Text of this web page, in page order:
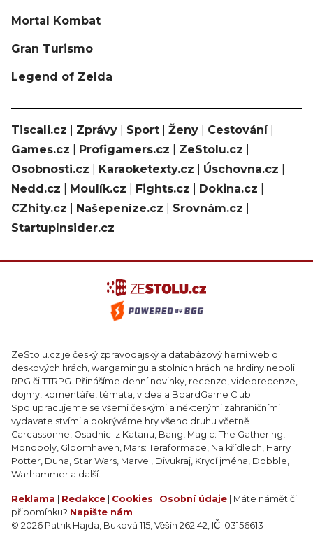
Mortal Kombat
Gran Turismo
Legend of Zelda
Tiscali.cz Zprávy Sport Ženy Cestování|
Games.cz
Profigamers.cz ZeStolu.cz
Osobnosti.cz
Karaoketexty.cz Úschovna.cz
Nedd.cz
Moulík.cz Fights.cz Dokina.cz
CZhity.cz
Našepeníze.cz Srovnám.cz
StartupInsider.cz
ZeStolu.cz je český zpravodajský a databázový herní web o
deskových hrách, wargamingu a stolních hrách na hrdiny neboli
RPG či TTRPG. Přinášíme denní novinky, recenze, videorecenze,
dojmy, komentáře, témata, videa a BoardGame Club.
Spolupracujeme se všemi českými a některými zahraničními
vydavatelstvími a pokrýváme hry všeho druhu včetně
Carcassonne, Osadníci z Katanu, Bang, Magic: The Gathering,
Monopoly, Gloomhaven, Mars: Teraformace, Na křídlech, Harry
Potter, Duna, Star Wars, Marvel, Divukraj, Krycí jména, Dobble,
Warhammer a další.
Reklama Redakce Cookies Osobní údaje | Máte námět či
připomínku? Napište nám
© 2026 Patrik Hajda, Buková 115, Věšín 262 42, IČ: 03156613